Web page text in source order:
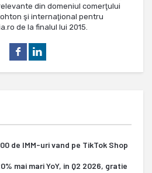
din domeniul comerţului
şi internaţional pentru
de la finalul lui 2015.
de IMM-uri vand pe TikTok Shop
mai mari YoY, in Q2 2026, gratie